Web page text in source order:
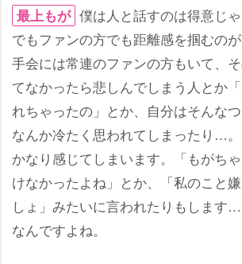
最上もが 僕は人と話すのは得意じ
でもファンの方でも距離感を掴むの
手会には常連のファンの方もいて、
てなかったら悲しんでしまう人とか
れちゃったの」とか、自分はそんな
なんか冷たく思われてしまったり…
かなり感じてしまいます。「もがち
けなかったよね」とか、「私のこと
しょ」みたいに言われたりもします
なんですよね。